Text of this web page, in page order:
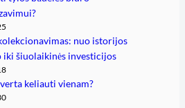
nuo istorijos
iki šiuolaikinės investicijos
keliauti vienam?